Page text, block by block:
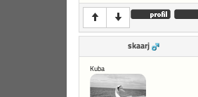
skaarj
Kuba